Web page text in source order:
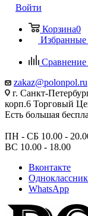
Войти
Корзина0
Избранные
Сравнение
zakaz@polonpol.ru
г. Санкт-
корп.6 Торговый
Есть большая
ПН - СБ 10.00 -
ВС 10.00 - 18.00
Вконтакте
WhatsApp